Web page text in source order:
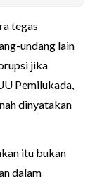
tegas
undang lain
jika
Pemilukada,
dinyatakan
itu bukan
dalam